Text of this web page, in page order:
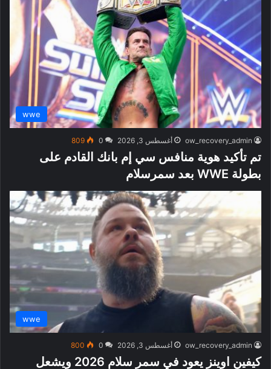
wwe
ow_recovery_admin أغسطس 3, 2026 0
809
تم تأكيد هوية منافس سي إم بانك القادم على
بطولة WWE بعد سمرسلام
wwe
ow_recovery_admin أغسطس 3, 2026 0
800
كيفين اوينز يعود في سمر سلام 2026 ويشعل